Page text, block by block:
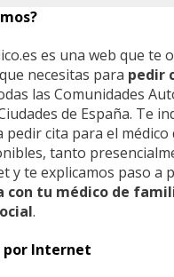
es una web que te
necesitas para pedir
las Comunidades
de España. Te
pedir cita para el médico
tanto
y te explicamos paso a
con tu médico de
.
por Internet